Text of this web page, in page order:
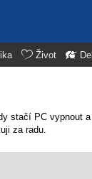
Život
stačí PC vypnout
za radu.